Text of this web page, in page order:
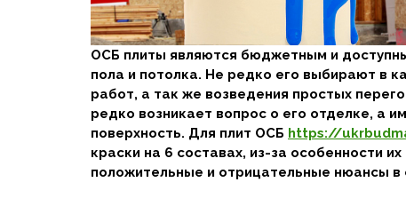
ОСБ плиты являются бюджетным и
пола и потолка. Не редко его выбирают в
работ, а так же возведения простых
редко возникает вопрос о его отделке, а
поверхность. Для плит ОСБ https://
краски на 6 составах, из-за особенности
положительные и отрицательные нюансы в